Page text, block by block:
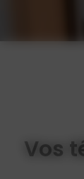
Vos